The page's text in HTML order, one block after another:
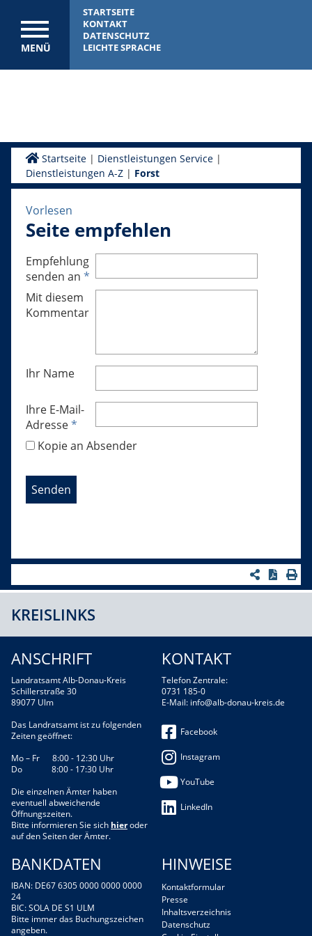
MENÜ
STARTSEITE
KONTAKT
DATENSCHUTZ
LEICHTE SPRACHE
Startseite| Dienstleistungen Service|
Dienstleistungen A-Z| Forst
Vorlesen
Seite empfehlen
Empfehlung
senden an *
Mit diesem
Kommentar
Ihr Name
Ihre E-Mail-
Adresse*
Kopie an Absender
KREISLINKS
ANSCHRIFT
Landratsamt Alb-Donau-Kreis
Schillerstraße 30
89077 Ulm
Das Landratsamt ist zu folgenden
Zeiten geöffnet:
Mo – Fr 8:00 - 12:30 Uhr
Do 8:00 - 17:30 Uhr
Die einzelnen Ämter haben
eventuell abweichende
Öffnungszeiten.
Bitte informieren Sie sich hieroder
auf den Seiten der Ämter.
KONTAKT
Telefon Zentrale:
0731 185-0
E-Mail: info@alb-donau-kreis.de
Facebook
Instagram
YouTube
LinkedIn
BANKDATEN
IBAN: DE67 6305 0000 0000 0000
24
BIC: SOLA DE S1 ULM
Bitte immer das Buchungszeichen
angeben.
HINWEISE
Kontaktformular
Presse
Inhaltsverzeichnis
Datenschutz